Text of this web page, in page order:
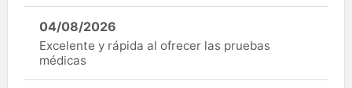
04/08/2026
Excelente y rápida al ofrecer las pruebas
médicas